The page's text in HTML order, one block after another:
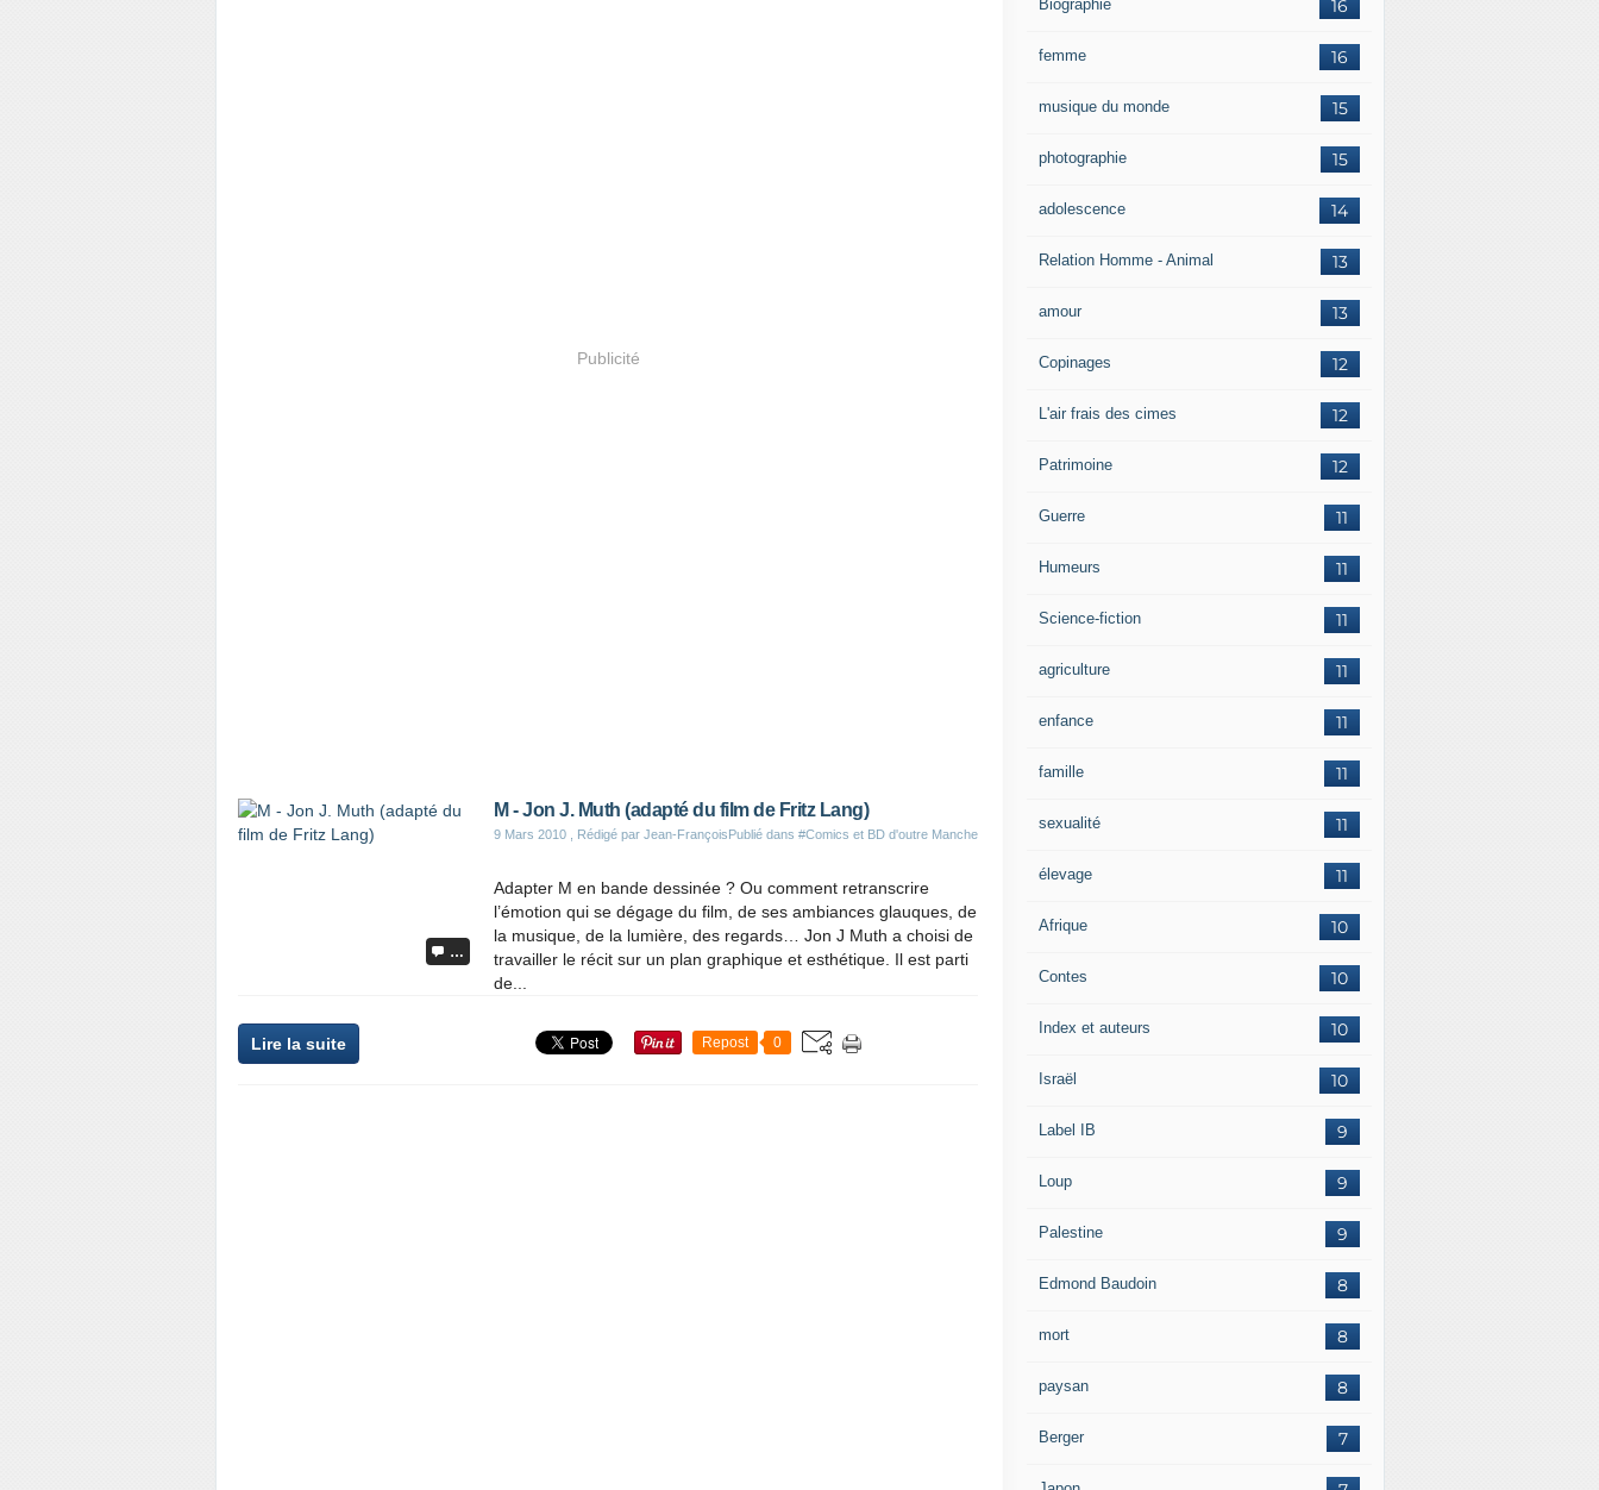
Publicité
…
M - Jon J. Muth (adapté du film de Fritz Lang)
9 Mars 2010 , Rédigé par Jean-FrançoisPublié dans #Comics et BD d'outre Manche
Adapter M en bande dessinée ? Ou comment retranscrire
l’émotion qui se dégage du film, de ses ambiances glauques, de
la musique, de la lumière, des regards… Jon J Muth a choisi de
travailler le récit sur un plan graphique et esthétique. Il est parti
de...
Lire la suite Repost 0
16
Biographie
16
femme
15
musique du monde
15
photographie
14
adolescence
13
Relation Homme - Animal
13
amour
12
Copinages
12
L'air frais des cimes
12
Patrimoine
11
Guerre
11
Humeurs
11
Science-fiction
11
agriculture
11
enfance
11
famille
11
sexualité
11
élevage
10
Afrique
10
Contes
10
Index et auteurs
10
Israël
9
Label IB
9
Loup
9
Palestine
8
Edmond Baudoin
8
mort
8
paysan
7
Berger